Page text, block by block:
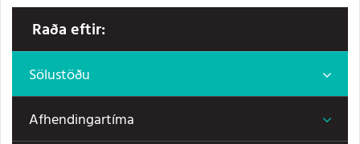
Raða eftir:
Sölustöðu
Afhendingartíma